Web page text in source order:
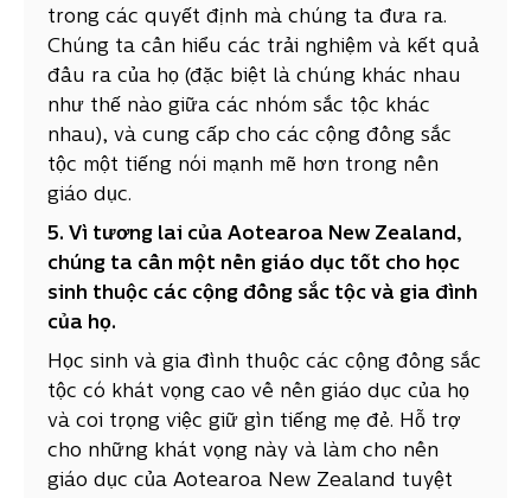
trong các quyết định mà chúng ta đưa ra.
Chúng ta cần hiểu các trải nghiệm và kết quả
đầu ra của họ (đặc biệt là chúng khác nhau
như thế nào giữa các nhóm sắc tộc khác
nhau), và cung cấp cho các cộng đồng sắc
tộc một tiếng nói mạnh mẽ hơn trong nền
giáo dục.
5. Vì tương lai của Aotearoa New Zealand,
chúng ta cần một nền giáo dục tốt cho học
sinh thuộc các cộng đồng sắc tộc và gia đình
của họ.
Học sinh và gia đình thuộc các cộng đồng sắc
tộc có khát vọng cao về nền giáo dục của họ
và coi trọng việc giữ gìn tiếng mẹ đẻ. Hỗ trợ
cho những khát vọng này và làm cho nền
giáo dục của Aotearoa New Zealand tuyệt